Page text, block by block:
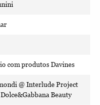
com produtos Davines
@ Interlude Project
Beauty